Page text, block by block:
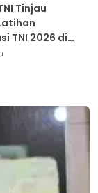
Tinjau
TNI 2026 di